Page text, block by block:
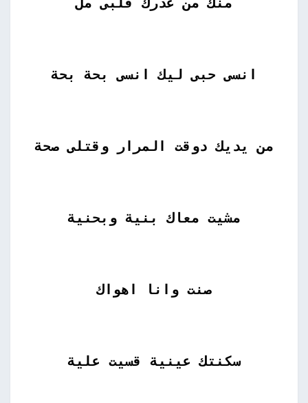
منك من غدرك قلبى مل
انسى حبى ليك انسى بحة بحة
من يديك دوقت المرار وقتلى صحة
مشيت معاك بنية وبحنية
صنت وانا اهواك
سكنتك عينية قسيت علية